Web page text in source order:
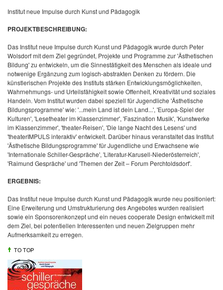
Institut neue Impulse durch Kunst und Pädagogik
PROJEKTBESCHREIBUNG:
Das Institut neue Impulse durch Kunst und Pädagogik wurde durch Peter
Wolsdorf mit dem Ziel gegründet, Projekte und Programme zur 'Ästhetischen
Bildung' zu entwickeln, um die Sinnestätigkeit des Menschen als ideale und
notwenige Ergänzung zum logisch-abstrakten Denken zu fördern. Die
künstlerischen Projekte des Instituts stärken Entwicklungsmöglichkeiten,
Wahrnehmungs- und Urteilsfähigkeit sowie Offenheit, Kreativität und soziales
Handeln. Vom Institut wurden dabei speziell für Jugendliche 'Ästhetische
Bildungsprogramme' wie: '...mein Land ist dein Land...', 'Europa-Spiel der
Kulturen', 'Lesetheater im Klassenzimmer', 'Faszination Musik', 'Kunstwerke
im Klassenzimmer', 'theater-Reisen', 'Die lange Nacht des Lesens' und
'theaterIMPULS interaktiv' entwickelt. Darüber hinaus veranstaltet das Institut
'Ästhetische Bildungsprogramme' für Jugendliche und Erwachsene wie
'Internationale Schiller-Gespräche', 'Literatur-Karusell-Niederösterreich',
'Raimund Gespräche' und 'Themen der Zeit – Forum Perchtoldsdorf'.
ERGEBNIS:
Das Institut neue Impulse durch Kunst und Pädagogik wurde neu positioniert:
Eine Erweiterung und Umstrukturierung des Angebotes wurden realisiert
sowie ein Sponsorenkonzept und ein neues cooperate Design entwickelt mit
dem Ziel, bei potentiellen Interessenten und neuen Zielgruppen mehr
Aufmerksamkeit zu erregen.
TO TOP